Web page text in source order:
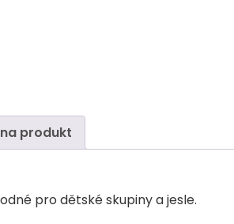
produkt
pro dětské skupiny a jesle.